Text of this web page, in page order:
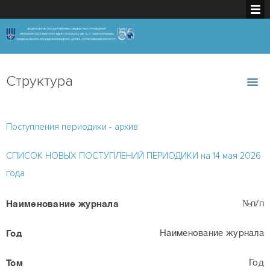
Структура
Поступления периодики - архив
СПИСОК НОВЫХ ПОСТУПЛЕНИЙ ПЕРИОДИКИ на 14 мая 2026
года
№п/п
Наименование журнала
Год